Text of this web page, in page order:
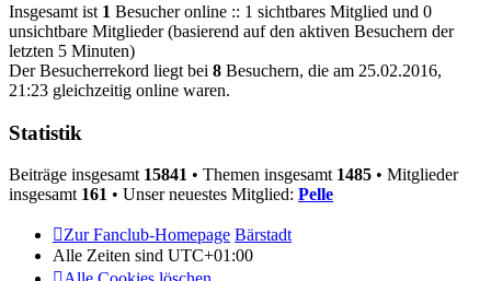
Insgesamt ist 1 Besucher online :: 1 sichtbares Mitglied und 0
unsichtbare Mitglieder (basierend auf den aktiven Besuchern der
letzten 5 Minuten)
Der Besucherrekord liegt bei 8 Besuchern, die am 25.02.2016,
21:23 gleichzeitig online waren.
Statistik
Beiträge insgesamt 15841 • Themen insgesamt 1485 • Mitglieder
insgesamt 161 • Unser neuestes Mitglied: Pelle
Zur Fanclub-Homepage Bärstadt
Alle Zeiten sind UTC+01:00